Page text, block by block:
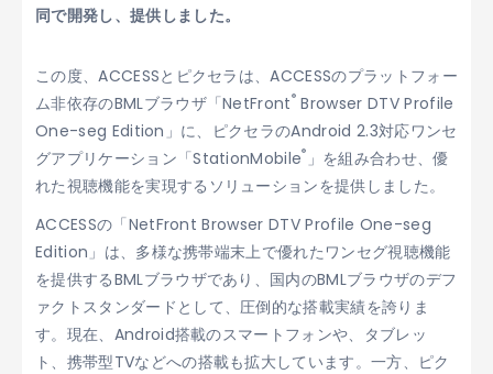
同で開発し、提供しました。
この度、ACCESSとピクセラは、ACCESSのプラットフォー
ム非依存のBMLブラウザ「NetFront® Browser DTV Profile
One-seg Edition」に、ピクセラのAndroid 2.3対応ワンセ
グアプリケーション「StationMobile® 」を組み合わせ、優
れた視聴機能を実現するソリューションを提供しました。
ACCESSの「NetFront Browser DTV Profile One-seg
Edition」は、多様な携帯端末上で優れたワンセグ視聴機能
を提供するBMLブラウザであり、国内のBMLブラウザのデフ
ァクトスタンダードとして、圧倒的な搭載実績を誇りま
す。現在、Android搭載のスマートフォンや、タブレッ
ト、携帯型TVなどへの搭載も拡大しています。一方、ピク